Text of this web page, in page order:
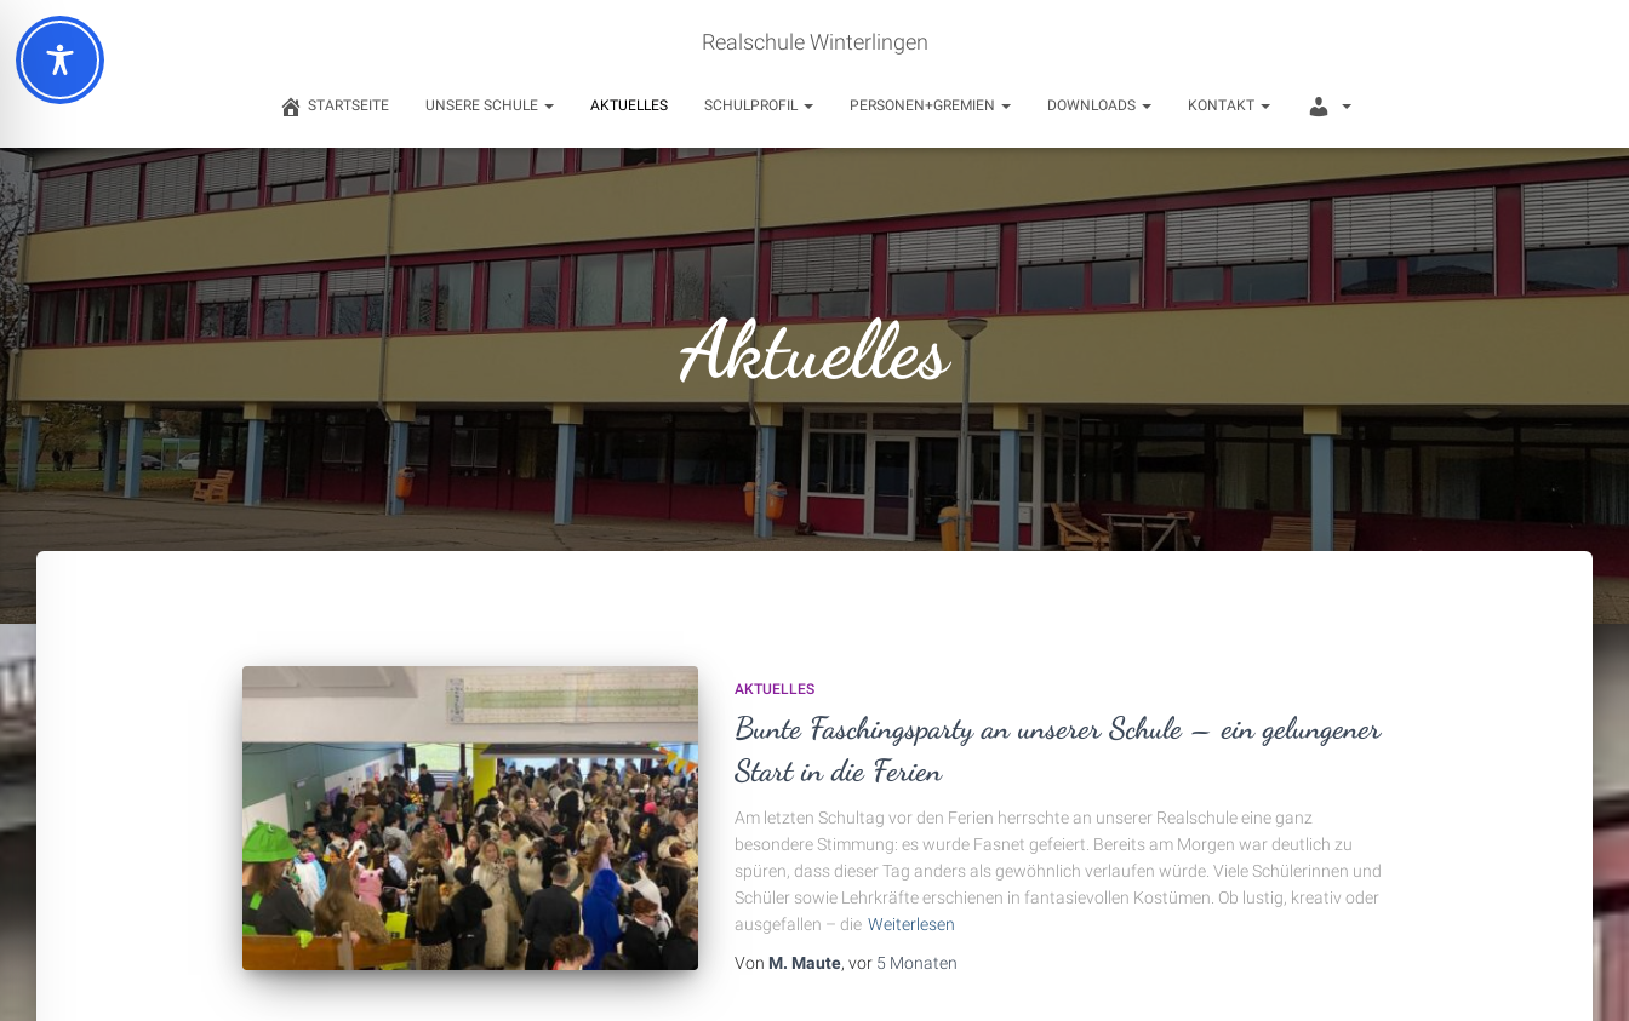
Realschule Winterlingen
STARTSEITE UNSERE SCHULE AKTUELLES SCHULPROFIL PERSONEN+GREMIEN DOWNLOADS KONTAKT
INTERNER
Aktuelles
AKTUELLES
Bunte Faschingsparty an unserer Schule – ein gelungener
Start in die Ferien
Am letzten Schultag vor den Ferien herrschte an unserer Realschule eine ganz
besondere Stimmung: es wurde Fasnet gefeiert. Bereits am Morgen war deutlich zu
spüren, dass dieser Tag anders als gewöhnlich verlaufen würde. Viele Schülerinnen und
Schüler sowie Lehrkräfte erschienen in fantasievollen Kostümen. Ob lustig, kreativ oder
ausgefallen – die Weiterlesen
Von M. Maute, vor 5 Monaten